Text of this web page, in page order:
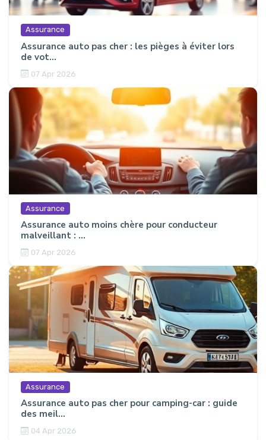
Assurance
Assurance auto pas cher : les pièges à éviter lors
de vot...
07 Apr 2026
Assurance
Assurance auto moins chère pour conducteur
malveillant : ...
07 Apr 2026
Assurance
Assurance auto pas cher pour camping-car : guide
des meil...
04 Apr 2026